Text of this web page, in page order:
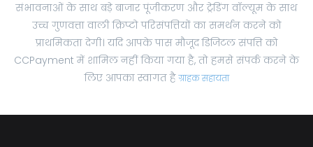
संभावनाओं के साथ बड़े बाजार पूंजीकरण और ट्रेडिंग वॉल्यूम के साथ
उच्च गुणवत्ता वाली क्रिप्टो परिसंपत्तियों का समर्थन करने को
प्राथमिकता देगी। यदि आपके पास मौजूद डिजिटल संपत्ति को
CCPayment में शामिल नहीं किया गया है, तो हमसे संपर्क करने के
लिए आपका स्वागत है ग्राहक सहायता